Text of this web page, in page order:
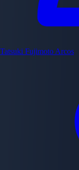
Tatsuki Fujimoto Arcos